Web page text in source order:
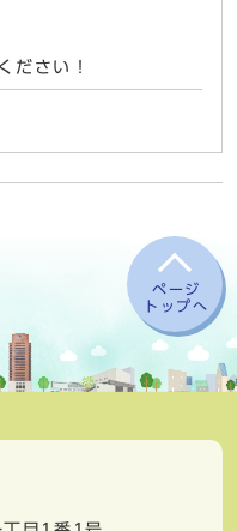
ださい！
ページ
トップへ